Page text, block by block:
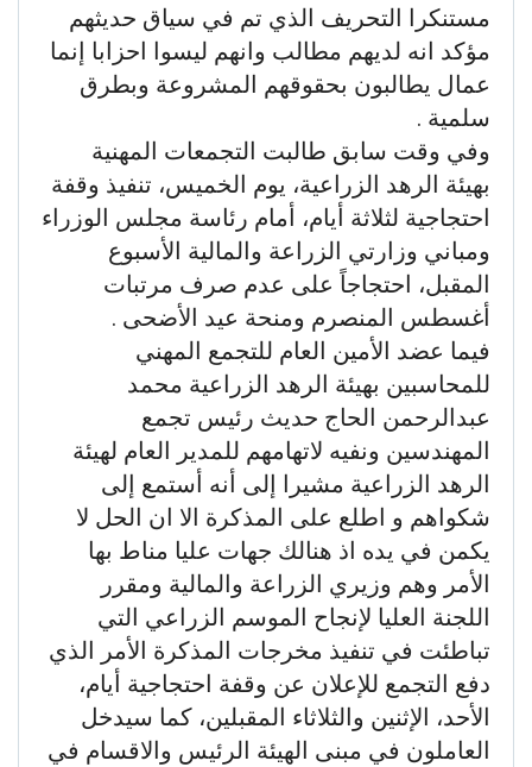
مستنكرا التحريف الذي تم في سياق حديثهم
مؤكد انه لديهم مطالب وانهم ليسوا احزابا إنما
عمال يطالبون بحقوقهم المشروعة وبطرق
سلمية .
وفي وقت سابق طالبت التجمعات المهنية
بهيئة الرهد الزراعية، يوم الخميس، تنفيذ وقفة
احتجاجية لثلاثة أيام، أمام رئاسة مجلس الوزراء
ومباني وزارتي الزراعة والمالية الأسبوع
المقبل، احتجاجاً على عدم صرف مرتبات
أغسطس المنصرم ومنحة عيد الأضحى .
فيما عضد الأمين العام للتجمع المهني
للمحاسبين بهيئة الرهد الزراعية محمد
عبدالرحمن الحاج حديث رئيس تجمع
المهندسين ونفيه لاتهامهم للمدير العام لهيئة
الرهد الزراعية مشيرا إلى أنه أستمع إلى
شكواهم و اطلع على المذكرة الا ان الحل لا
يكمن في يده اذ هنالك جهات عليا مناط بها
الأمر وهم وزيري الزراعة والمالية ومقرر
اللجنة العليا لإنجاح الموسم الزراعي التي
تباطئت في تنفيذ مخرجات المذكرة الأمر الذي
دفع التجمع للإعلان عن وقفة احتجاجية أيام،
الأحد، الإثنين والثلاثاء المقبلين، كما سيدخل
العاملون في مبنى الهيئة الرئيس والاقسام في